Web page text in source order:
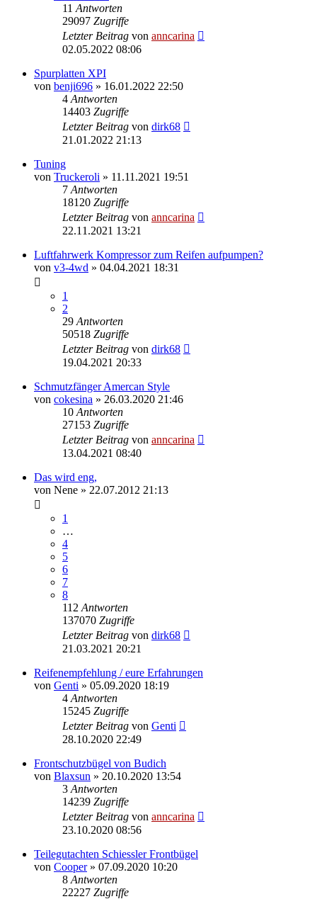
11 Antworten
29097 Zugriffe
Letzter Beitrag von anncarina
02.05.2022 08:06
Spurplatten XPI
von benji696 » 16.01.2022 22:50
4 Antworten
14403 Zugriffe
Letzter Beitrag von dirk68
21.01.2022 21:13
Tuning
von Truckeroli » 11.11.2021 19:51
7 Antworten
18120 Zugriffe
Letzter Beitrag von anncarina
22.11.2021 13:21
Luftfahrwerk Kompressor zum Reifen aufpumpen?
von v3-4wd » 04.04.2021 18:31
1
2
29 Antworten
50518 Zugriffe
Letzter Beitrag von dirk68
19.04.2021 20:33
Schmutzfänger Amercan Style
von cokesina » 26.03.2020 21:46
10 Antworten
27153 Zugriffe
Letzter Beitrag von anncarina
13.04.2021 08:40
Das wird eng,
von Nene » 22.07.2012 21:13
1
…
4
5
6
7
8
112 Antworten
137070 Zugriffe
Letzter Beitrag von dirk68
21.03.2021 20:21
Reifenempfehlung / eure Erfahrungen
von Genti » 05.09.2020 18:19
4 Antworten
15245 Zugriffe
Letzter Beitrag von Genti
28.10.2020 22:49
Frontschutzbügel von Budich
von Blaxsun » 20.10.2020 13:54
3 Antworten
14239 Zugriffe
Letzter Beitrag von anncarina
23.10.2020 08:56
Teilegutachten Schiessler Frontbügel
von Cooper» 07.09.2020 10:20
8 Antworten
22227 Zugriffe